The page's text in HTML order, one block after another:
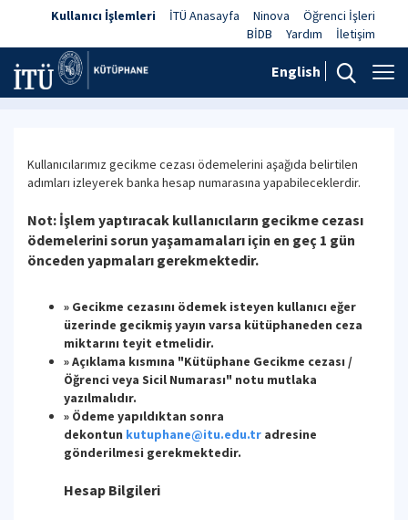
Kullanıcı İşlemleri İTÜ Anasayfa Ninova
Öğrenci İşleri
BİDB
Yardım İletişim
English
Gecikme Cezası Ödemeleri
Kullanıcılarımız gecikme cezası ödemelerini aşağıda belirtilen
adımları izleyerek banka hesap numarasına yapabileceklerdir.
Not: İşlem yaptıracak kullanıcıların gecikme cezası
ödemelerini sorun yaşamamaları için en geç 1 gün
önceden yapmaları gerekmektedir.
» Gecikme cezasını ödemek isteyen kullanıcı eğer
üzerinde gecikmiş yayın varsa kütüphaneden ceza
miktarını teyit etmelidir.
» Açıklama kısmına "Kütüphane Gecikme cezası /
Öğrenci veya Sicil Numarası" notu mutlaka
yazılmalıdır.
» Ödeme yapıldıktan sonra
dekontun kutuphane@itu.edu.tr adresine
gönderilmesi gerekmektedir.
Hesap Bilgileri